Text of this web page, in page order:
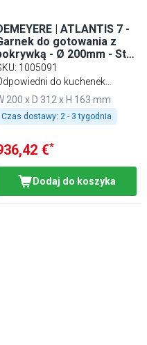
| ATLANTIS 7 -
do gotowania z
- Ø 200mm - Stal
: 1005091
do kuchenek
200 x D 312 x H 163 mm
Czas dostawy: 2 - 3 tygodnia
€*
Dodaj do koszyka